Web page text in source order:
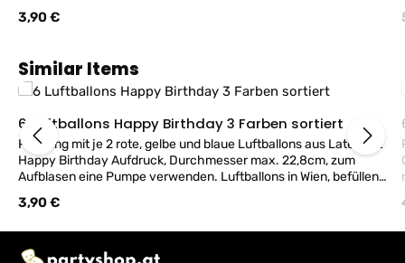
Regulärer Preis:
3,90 €
Produktgalerie überspringen
Similar Items
6 Luftballons Happy Birthday 3 Farben sortiert
Packung mit je 2 rote, gelbe und blaue Luftballons aus Latex mit
Happy Birthday Aufdruck, Durchmesser max. 22,8cm, zum
Aufblasen eine Pumpe verwenden. Luftballons in Wien, befüllen
Regulärer Preis:
3,90 €